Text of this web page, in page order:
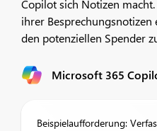
Copilot sich Notizen
ihrer
den potenziellen Spender
Microsoft 365
Beispielaufforderung: